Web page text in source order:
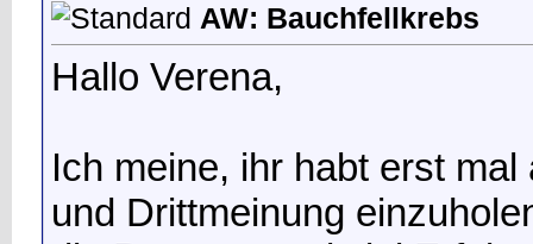
AW: Bauchfellkrebs
Hallo Verena,
Ich meine, ihr habt erst
und Drittmeinung